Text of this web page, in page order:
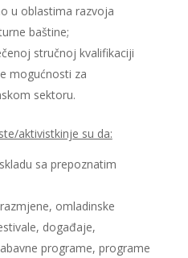
u oblastima razvoja
baštine;
stručnoj kvalifikaciji
mogućnosti za
sektoru.
aktivistkinje su da:
sa prepoznatim
omladinske
događaje,
programe, programe